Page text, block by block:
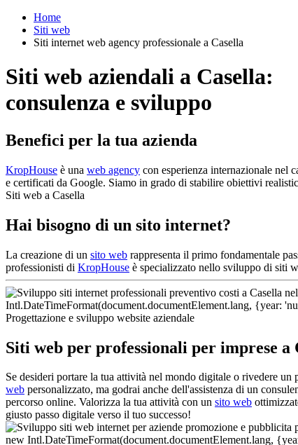
Home
Siti web
Siti internet web agency professionale a Casella
Siti web aziendali a Casella:
consulenza e sviluppo
Benefici per la tua azienda
KropHouse è una web agency con esperienza internazionale nel
e certificati da Google. Siamo in grado di stabilire obiettivi
Siti web a Casella
Hai bisogno di un sito internet?
La creazione di un sito web rappresenta il primo fondamentale
professionisti di KropHouse è specializzato nello sviluppo di siti
Progettazione e sviluppo website aziendale
Siti web per professionali per imprese a
Se desideri portare la tua attività nel mondo digitale o rivedere
web personalizzato, ma godrai anche dell'assistenza di un
percorso online. Valorizza la tua attività con un sito web
giusto passo digitale verso il tuo successo!